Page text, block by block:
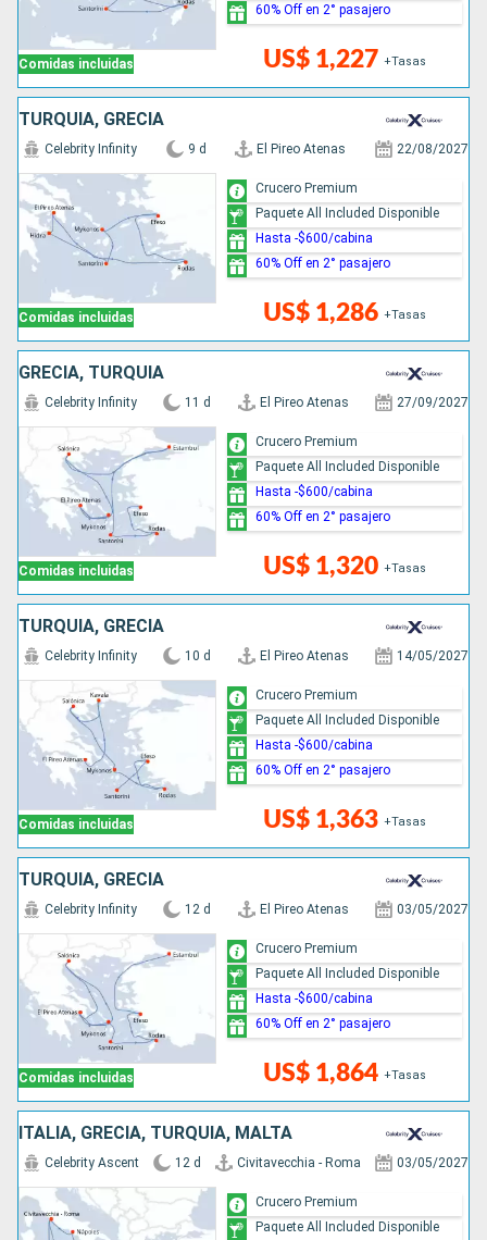
Comidas incluidas US$ 1,227 +Tasas
60% Off en 2° pasajero
TURQUÍA, GRECIA
Comidas incluidas
Celebrity Infinity 9 d El Pireo Atenas 22/08/2027
US$ 1,286 +Tasas
Crucero Premium
Paquete All Included Disponible
Hasta -$600/cabina
60% Off en 2° pasajero
GRECIA, TURQUÍA
Comidas incluidas
Celebrity Infinity 11 d El Pireo Atenas 27/09/2027
US$ 1,320 +Tasas
Crucero Premium
Paquete All Included Disponible
Hasta -$600/cabina
60% Off en 2° pasajero
TURQUÍA, GRECIA
Comidas incluidas
Celebrity Infinity 10 d El Pireo Atenas 14/05/2027
US$ 1,363 +Tasas
Crucero Premium
Paquete All Included Disponible
Hasta -$600/cabina
60% Off en 2° pasajero
TURQUÍA, GRECIA
Comidas incluidas
Celebrity Infinity 12 d El Pireo Atenas 03/05/2027
US$ 1,864 +Tasas
Crucero Premium
Paquete All Included Disponible
Hasta -$600/cabina
60% Off en 2° pasajero
ITALIA, GRECIA, TURQUÍA, MALTA
Celebrity Ascent 12 d Civitavecchia - Roma 03/05/2027
Crucero Premium
Paquete All Included Disponible